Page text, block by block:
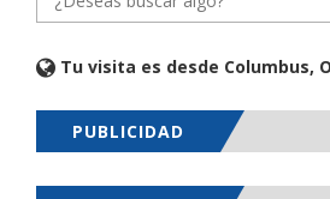
Tu visita es desde Columbus,
PUBLICIDAD